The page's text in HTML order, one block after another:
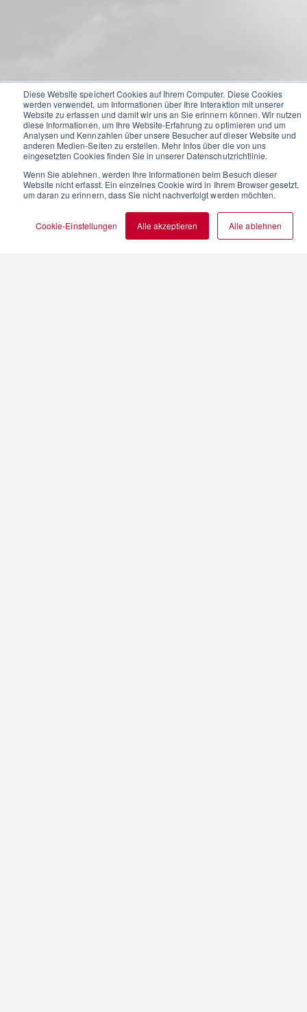
Diese Website speichert Cookies auf Ihrem Computer. Diese Cookies
werden verwendet, um Informationen über Ihre Interaktion mit unserer
Website zu erfassen und damit wir uns an Sie erinnern können. Wir nutzen
diese Informationen, um Ihre Website-Erfahrung zu optimieren und um
Analysen und Kennzahlen über unsere Besucher auf dieser Website und
anderen Medien-Seiten zu erstellen. Mehr Infos über die von uns
eingesetzten Cookies finden Sie in unserer Datenschutzrichtlinie.
Wenn Sie ablehnen, werden Ihre Informationen beim Besuch dieser
Website nicht erfasst. Ein einzelnes Cookie wird in Ihrem Browser gesetzt,
um daran zu erinnern, dass Sie nicht nachverfolgt werden möchten.
Cookie-Einstellungen Alle akzeptieren Alle ablehnen